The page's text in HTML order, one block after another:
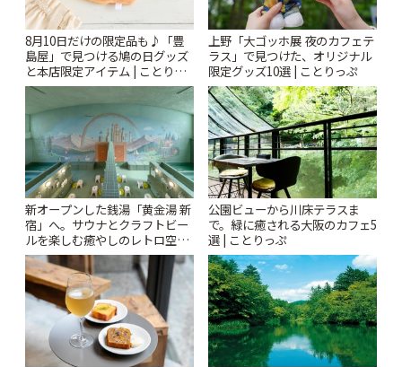
8月10日だけの限定品も♪「豊
島屋」で見つける鳩の日グッズ
と本店限定アイテム | ことりっ
ぷ
上野「大ゴッホ展 夜のカフェテ
ラス」で見つけた、オリジナル
限定グッズ10選 | ことりっぷ
新オープンした銭湯「黄金湯 新
宿」へ。サウナとクラフトビー
ルを楽しむ癒やしのレトロ空間
| ことりっぷ
公園ビューから川床テラスま
で。緑に癒される大阪のカフェ5
選 | ことりっぷ